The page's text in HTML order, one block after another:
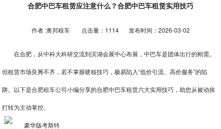
合肥中巴车租赁应注意什么？合肥中巴车租赁实用技巧
作者 :奥邦租车 点击量：1114 发布时间：2026-03-02
在合肥，从中科大科研交流到滨湖会展中心布展，中巴车是团体出行的刚需。
但租赁市场良莠不齐，若不掌握硬核技巧，极易陷入“低价引流、高价服务”的陷
阱。以下是合肥租车公司小编分享的合肥中巴车租赁六大实用技巧，助您从被动挨
打转为主动掌控。